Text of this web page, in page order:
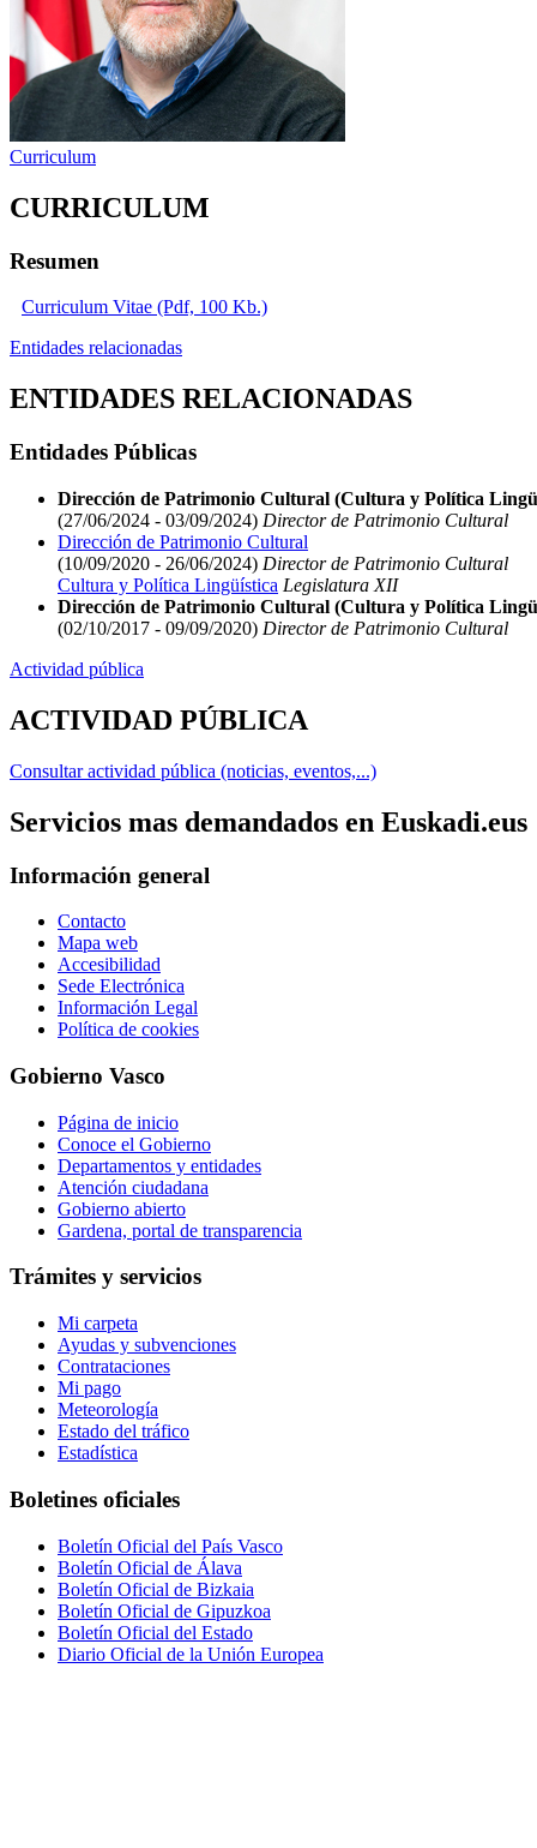
Curriculum
CURRICULUM
Resumen
Curriculum Vitae (Pdf, 100 Kb.)
Entidades relacionadas
ENTIDADES RELACIONADAS
Entidades Públicas
Dirección de Patrimonio Cultural (Cultura y Política
(27/06/2024 - 03/09/2024) Director de Patrimonio Cultural
Dirección de Patrimonio Cultural
(10/09/2020 - 26/06/2024) Director de Patrimonio Cultural
Cultura y Política Lingüística Legislatura XII
Dirección de Patrimonio Cultural (Cultura y Política
(02/10/2017 - 09/09/2020) Director de Patrimonio Cultural
Actividad pública
ACTIVIDAD PÚBLICA
Consultar actividad pública (noticias, eventos,...)
Servicios mas demandados en Euskadi.eus
Información general
Contacto
Mapa web
Accesibilidad
Sede Electrónica
Información Legal
Política de cookies
Gobierno Vasco
Página de inicio
Conoce el Gobierno
Departamentos y entidades
Atención ciudadana
Gobierno abierto
Gardena, portal de transparencia
Trámites y servicios
Mi carpeta
Ayudas y subvenciones
Contrataciones
Mi pago
Meteorología
Estado del tráfico
Estadística
Boletines oficiales
Boletín Oficial del País Vasco
Boletín Oficial de Álava
Boletín Oficial de Bizkaia
Boletín Oficial de Gipuzkoa
Boletín Oficial del Estado
Diario Oficial de la Unión Europea